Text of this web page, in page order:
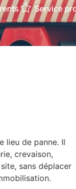
Service
lieu de panne. Il
crevaison,
sans déplacer